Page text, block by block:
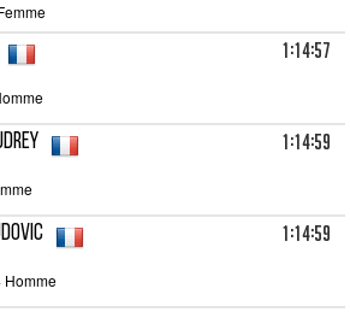
1:14:57
1:14:59
1:14:59
Homme